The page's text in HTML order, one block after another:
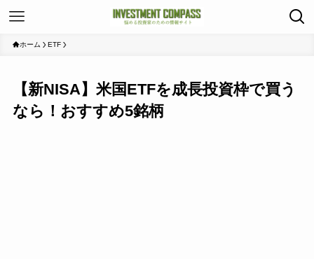
ホーム ETF
【新NISA】米国ETFを成長投資枠で買う
なら！おすすめ5銘柄